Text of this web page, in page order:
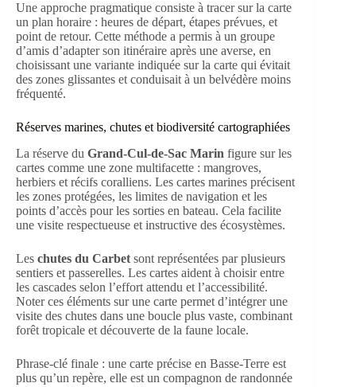
Une approche pragmatique consiste à tracer sur la carte
un plan horaire : heures de départ, étapes prévues, et
point de retour. Cette méthode a permis à un groupe
d’amis d’adapter son itinéraire après une averse, en
choisissant une variante indiquée sur la carte qui évitait
des zones glissantes et conduisait à un belvédère moins
fréquenté.
Réserves marines, chutes et biodiversité cartographiées
La réserve du Grand-Cul-de-Sac Marin figure sur les
cartes comme une zone multifacette : mangroves,
herbiers et récifs coralliens. Les cartes marines précisent
les zones protégées, les limites de navigation et les
points d’accès pour les sorties en bateau. Cela facilite
une visite respectueuse et instructive des écosystèmes.
Les chutes du Carbet sont représentées par plusieurs
sentiers et passerelles. Les cartes aident à choisir entre
les cascades selon l’effort attendu et l’accessibilité.
Noter ces éléments sur une carte permet d’intégrer une
visite des chutes dans une boucle plus vaste, combinant
forêt tropicale et découverte de la faune locale.
Phrase-clé finale : une carte précise en Basse-Terre est
plus qu’un repère, elle est un compagnon de randonnée